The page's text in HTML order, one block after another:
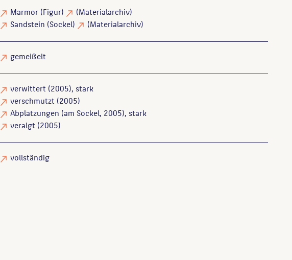
Marmor (Figur)
(Materialarchiv)
Sandstein (Sockel) (Materialarchiv)
gemeißelt
verwittert (2005), stark
verschmutzt (2005)
Abplatzungen (am Sockel, 2005), stark
veralgt (2005)
vollständig